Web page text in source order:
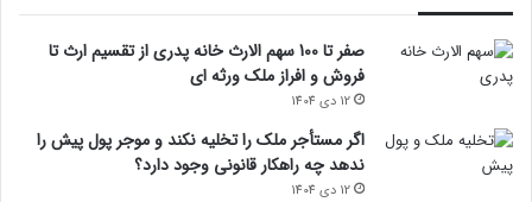
صفر تا 100 سهم الارث خانه پدری از تقسیم ارث تا
فروش و افراز ملک ورثه ای
12 دی 1404
اگر مستأجر ملک را تخلیه نکند و موجر پول پیش را
ندهد چه راهکار قانونی وجود دارد؟
12 دی 1404